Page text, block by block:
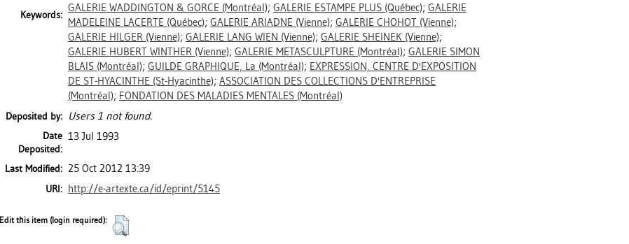
Keywords:
GALERIE WADDINGTON & GORCE (Montréal); GALERIE ESTAMPE PLUS (Québec); GALERIE
MADELEINE LACERTE (Québec); GALERIE ARIADNE (Vienne); GALERIE CHOHOT (Vienne);
GALERIE HILGER (Vienne); GALERIE LANG WIEN (Vienne); GALERIE SHEINEK (Vienne);
GALERIE HUBERT WINTHER (Vienne); GALERIE METASCULPTURE (Montréal); GALERIE SIMON
BLAIS (Montréal); GUILDE GRAPHIQUE, La (Montréal); EXPRESSION, CENTRE D'EXPOSITION
DE ST-HYACINTHE (St-Hyacinthe); ASSOCIATION DES COLLECTIONS D'ENTREPRISE
(Montréal); FONDATION DES MALADIES MENTALES (Montréal)
Deposited by: Users 1 not found.
Date
Deposited:
13 Jul 1993
Last Modified: 25 Oct 2012 13:39
URI: http://e-artexte.ca/id/eprint/5145
Edit this item (login required):